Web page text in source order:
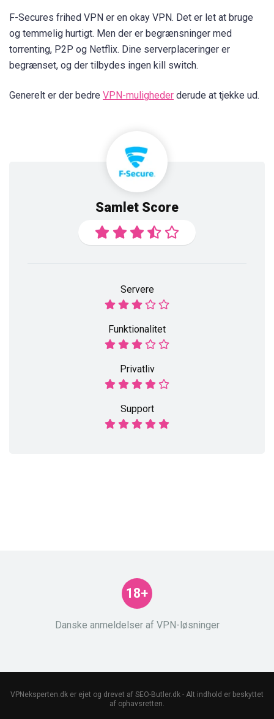
F-Secures frihed VPN er en okay VPN. Det er let at bruge
og temmelig hurtigt. Men der er begrænsninger med
torrenting, P2P og Netflix. Dine serverplaceringer er
begrænset, og der tilbydes ingen kill switch.
Generelt er der bedre VPN-muligheder derude at tjekke ud.
Samlet Score
Servere
Funktionalitet
Privatliv
Support
Danske anmeldelser af VPN-løsninger
18+
VPNeksperten.dk er ejet og drevet af SEO-Butler.dk - Alt indhold er beskyttet
af ophavsretten.